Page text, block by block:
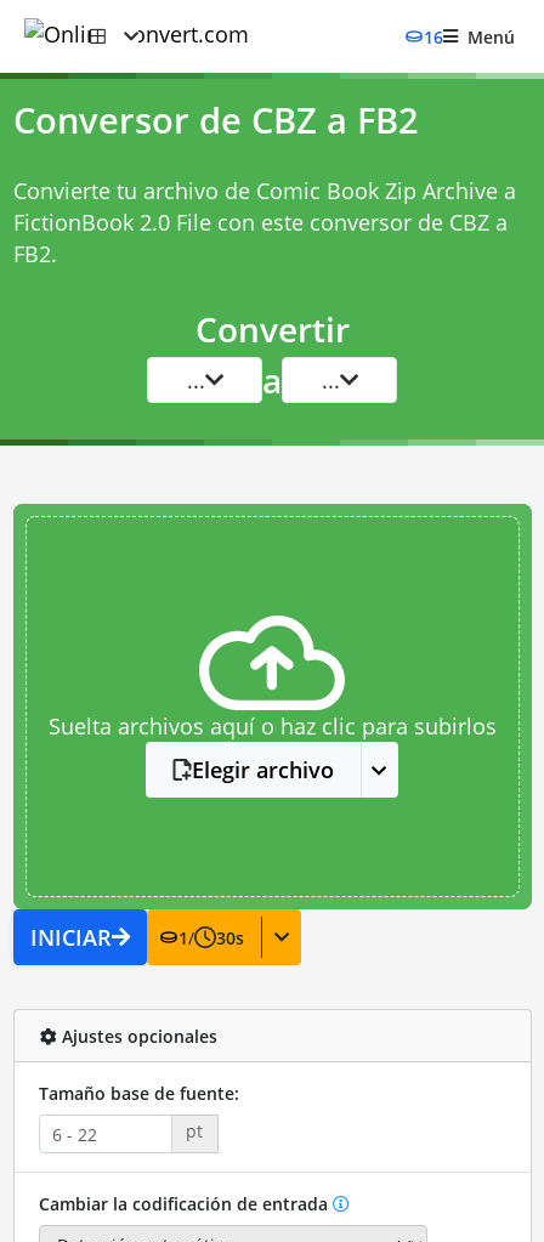
16 Menú
Conversor de CBZ a FB2
Convierte tu archivo de Comic Book Zip Archive a
FictionBook 2.0 File con este conversor de CBZ a
FB2.
Convertir
... a ...
Suelta archivos aquí o haz clic para subirlos
Elegir archivo
INICIAR 1/ 30s
Ajustes opcionales
Tamaño base de fuente:
pt
Cambiar la codificación de entrada